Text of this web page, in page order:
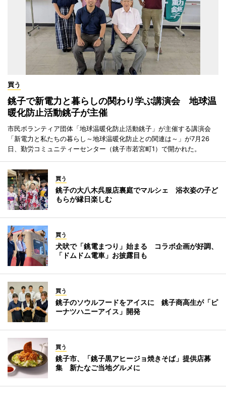
買う
銚子で新電力と暮らしの関わり学ぶ講演会 地球温
暖化防止活動銚子が主催
市民ボランティア団体「地球温暖化防止活動銚子」が主催する講演会
「新電力と私たちの暮らし～地球温暖化防止との関連は～」が7月26
日、勤労コミュニティーセンター（銚子市若宮町1）で開かれた。
買う
銚子の大八木呉服店裏庭でマルシェ 浴衣姿の子ど
もらが縁日楽しむ
買う
犬吠で「銚電まつり」始まる コラボ企画が好調、
「ドムドム電車」お披露目も
買う
銚子のソウルフードをアイスに 銚子商高生が「ピ
ーナツハニーアイス」開発
買う
銚子市、「銚子黒アヒージョ焼きそば」提供店募
集 新たなご当地グルメに